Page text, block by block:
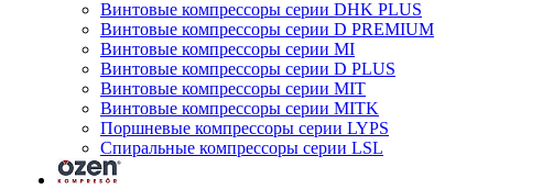
Винтовые компрессоры серии DHK PLUS
Винтовые компрессоры серии D PREMIUM
Винтовые компрессоры серии MI
Винтовые компрессоры серии D PLUS
Винтовые компрессоры серии MIT
Винтовые компрессоры серии MITK
Поршневые компрессоры серии LYPS
Спиральные компрессоры серии LSL